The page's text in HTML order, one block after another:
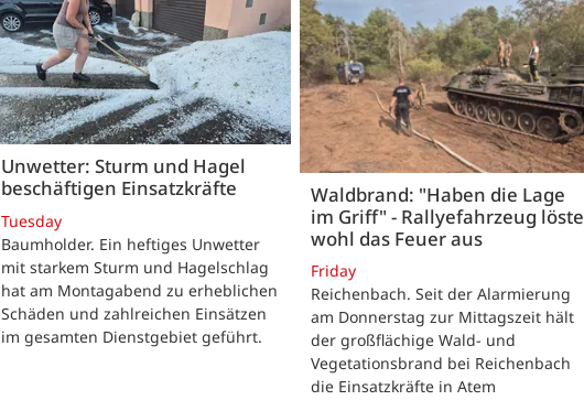
Unwetter: Sturm und Hagel
beschäftigen Einsatzkräfte
Tuesday
Baumholder. Ein heftiges Unwetter
mit starkem Sturm und Hagelschlag
hat am Montagabend zu erheblichen
Schäden und zahlreichen Einsätzen
im gesamten Dienstgebiet geführt.
Waldbrand: "Haben die Lage
im Griff" - Rallyefahrzeug löste
wohl das Feuer aus
Friday
Reichenbach. Seit der Alarmierung
am Donnerstag zur Mittagszeit hält
der großflächige Wald- und
Vegetationsbrand bei Reichenbach
die Einsatzkräfte in Atem